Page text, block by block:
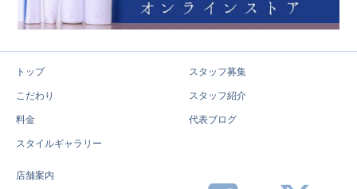
トップ
こだわり
料金
スタイルギャラリー
スタッフ募集
スタッフ紹介
代表ブログ
店舗案内